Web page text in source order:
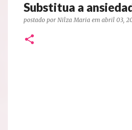
Substitua a
postado por Nilza Maria em abril 03,